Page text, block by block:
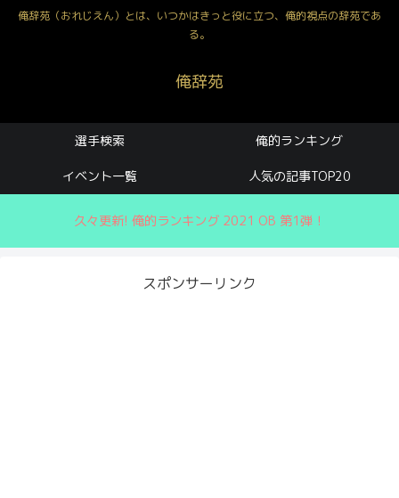
俺辞苑（おれじえん）とは、いつかはきっと役に立つ、俺的視点の辞苑であ
る。
俺辞苑
選手検索 俺的ランキング
イベント一覧 人気の記事TOP20
久々更新! 俺的ランキング 2021 OB 第1弾！
スポンサーリンク